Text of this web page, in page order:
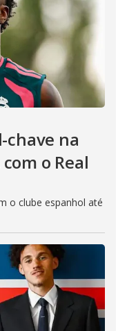
na
o Real
o clube espanhol até